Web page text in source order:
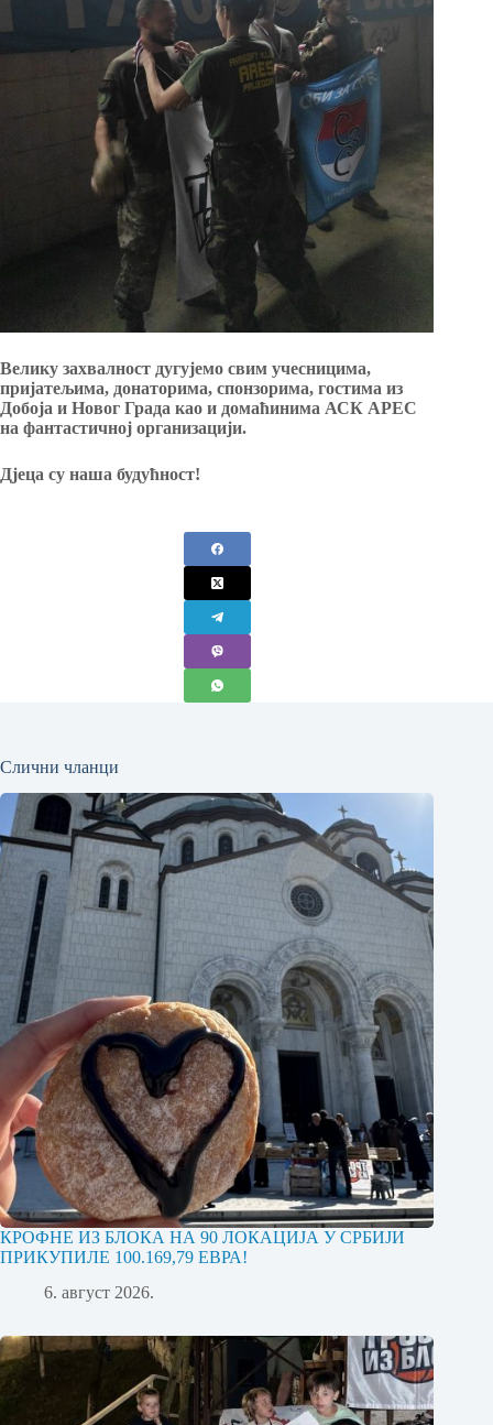
Велику захвалност дугујемо свим учесницима,
пријатељима, донаторима, спонзорима, гостима из
Добоја и Новог Града као и домаћинима АСК АРЕС
на фантастичној организацији.
Дјеца су наша будућност!
Слични чланци
КРОФНЕ ИЗ БЛОКА НА 90 ЛОКАЦИЈА У СРБИЈИ
ПРИКУПИЛЕ 100.169,79 ЕВРА!
6. август 2026.